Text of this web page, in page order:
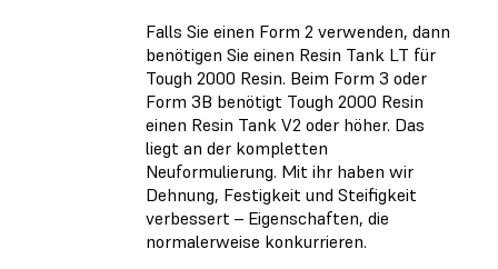
Falls Sie einen Form 2 verwenden, dann
benötigen Sie einen Resin Tank LT für
Tough 2000 Resin. Beim Form 3 oder
Form 3B benötigt Tough 2000 Resin
einen Resin Tank V2 oder höher. Das
liegt an der kompletten
Neuformulierung. Mit ihr haben wir
Dehnung, Festigkeit und Steifigkeit
verbessert – Eigenschaften, die
normalerweise konkurrieren.